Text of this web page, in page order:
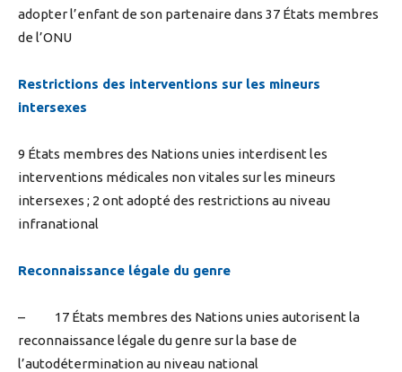
adopter l’enfant de son partenaire dans 37 États membres
de l’ONU
Restrictions des interventions sur les mineurs
intersexes
9 États membres des Nations unies interdisent les
interventions médicales non vitales sur les mineurs
intersexes ; 2 ont adopté des restrictions au niveau
infranational
Reconnaissance légale du genre
– 17 États membres des Nations unies autorisent la
reconnaissance légale du genre sur la base de
l’autodétermination au niveau national